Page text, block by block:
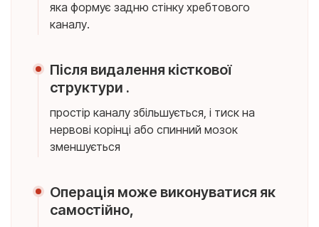
яка формує задню стінку хребтового
каналу.
Після видалення кісткової
структури .
простір каналу збільшується, і тиск на
нервові корінці або спинний мозок
зменшується
Операція може виконуватися як
самостійно,